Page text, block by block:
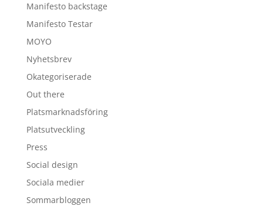
Manifesto backstage
Manifesto Testar
MOYO
Nyhetsbrev
Okategoriserade
Out there
Platsmarknadsföring
Platsutveckling
Press
Social design
Sociala medier
Sommarbloggen